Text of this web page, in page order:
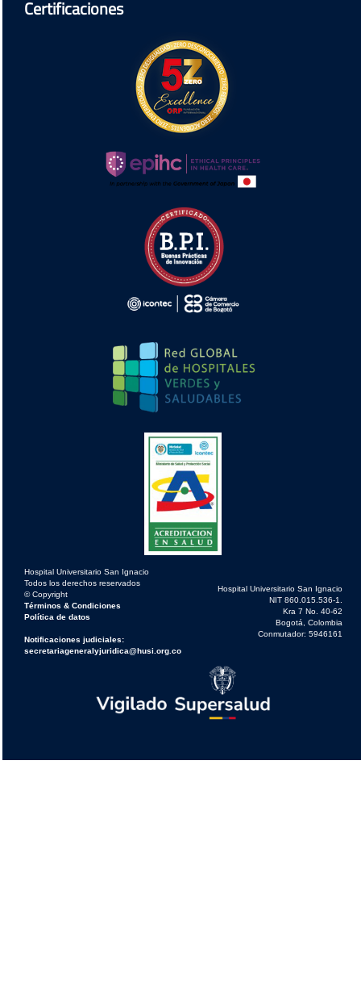
Certificaciones
Hospital Universitario San Ignacio
Todos los derechos reservados
© Copyright
Términos & Condiciones
Política de datos
Notificaciones judiciales:
secretariageneralyjuridica@husi.org.co
Hospital Universitario San Ignacio
NIT 860.015.536-1.
Kra 7 No. 40-62
Bogotá, Colombia
Conmutador: 5946161